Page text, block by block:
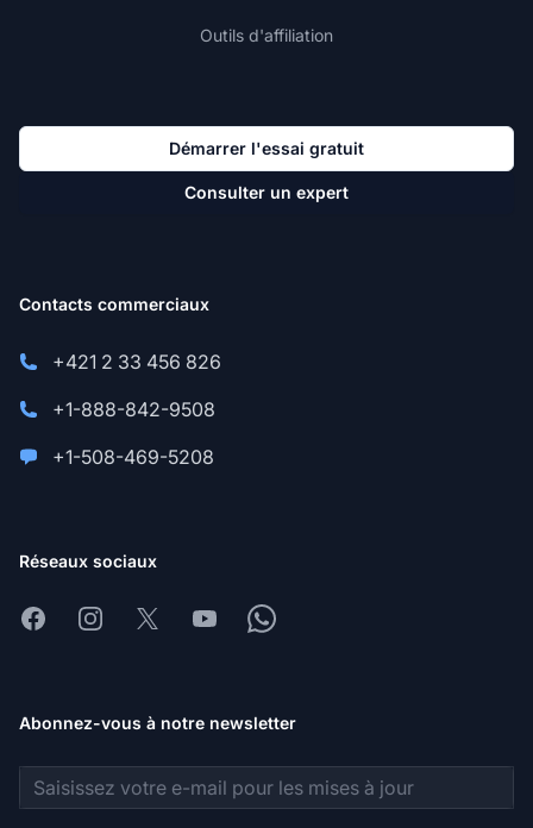
Outils d'affiliation
Démarrer l'essai gratuit
Consulter un expert
Contacts commerciaux
+421 2 33 456 826
+1-888-842-9508
+1-508-469-5208
Réseaux sociaux
FacebookInstagram
X YoutubeWhatsapp
Abonnez-vous à notre newsletter
Adresse e-mail